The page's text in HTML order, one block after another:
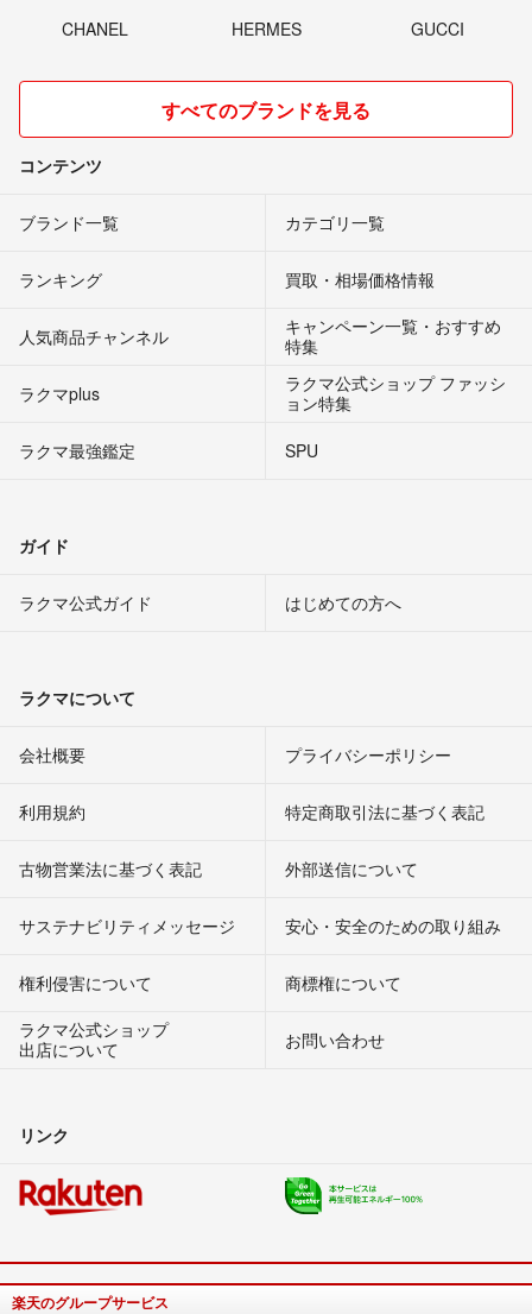
CHANEL HERMES GUCCI
すべてのブランドを見る
コンテンツ
ブランド一覧 カテゴリ一覧
ランキング 買取・相場価格情報
人気商品チャンネル
キャンペーン一覧・おすすめ
特集
ラクマplus
ラクマ公式ショップ ファッシ
ョン特集
ラクマ最強鑑定
SPU
ガイド
ラクマ公式ガイド はじめての方へ
ラクマについて
会社概要 プライバシーポリシー
利用規約 特定商取引法に基づく表記
古物営業法に基づく表記 外部送信について
サステナビリティメッセージ 安心・安全のための取り組み
権利侵害について
商標権について
ラクマ公式ショップ
出店について
お問い合わせ
リンク
楽天のグループサービス